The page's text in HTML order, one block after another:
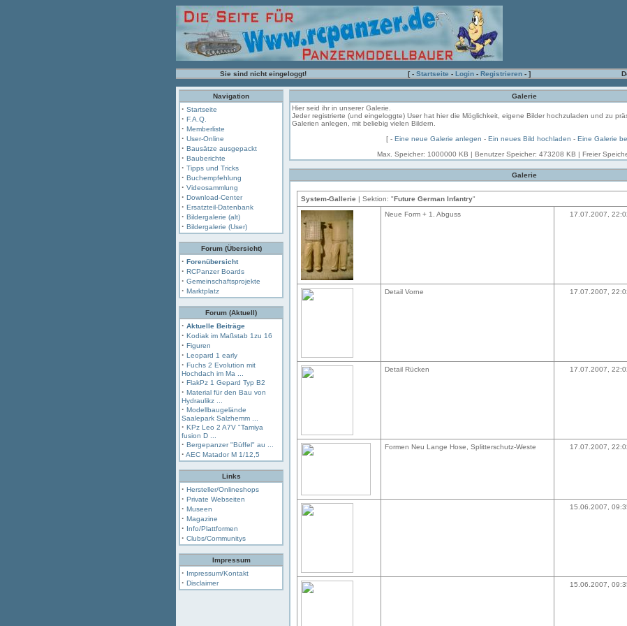
Sie sind nicht eingeloggt! [ - Startseite - Login - Registrieren - ]
Navigation
· Startseite
· F.A.Q.
· Memberliste
· User-Online
· Bausätze ausgepackt
· Bauberichte
· Tipps und Tricks
· Buchempfehlung
· Videosammlung
· Download-Center
· Ersatzteil-Datenbank
· Bildergalerie (alt)
· Bildergalerie (User)
Forum (Übersicht)
· Forenübersicht
· RCPanzer Boards
· Gemeinschaftsprojekte
· Marktplatz
Forum (Aktuell)
· Aktuelle Beiträge
· Kodiak im Maßstab 1zu 16
· Figuren
· Leopard 1 early
· Fuchs 2 Evolution mit
Hochdach im Ma ...
· FlakPz 1 Gepard Typ B2
· Material für den Bau von
Hydraulikz ...
· Modellbaugelände
Saalepark Salzhemm ...
· KPz Leo 2 A7V "Tamiya
fusion D ...
· Bergepanzer "Büffel" au ...
· AEC Matador M 1/12,5
Links
· Hersteller/Onlineshops
· Private Webseiten
· Museen
· Magazine
· Info/Plattformen
· Clubs/Communitys
Impressum
· Impressum/Kontakt
· Disclaimer
Galerie
Hier seid ihr in unserer Galerie.
Jeder registrierte (und eingeloggte) User hat hier die Möglichkeit, eigene Bilder hochzuladen und zu
Galerien anlegen, mit beliebig vielen Bildern.
[ - Eine neue Galerie anlegen - Ein neues Bild hochladen - Eine Galerie
Max. Speicher: 1000000 KB | Benutzer Speicher: 473208 KB | Freier
Galerie
System-Gallerie | Sektion: "Future German Infantry"
Neue Form + 1. Abguss
17.07.2007,
Detail Vorne 17.07.2007,
Detail Rücken 17.07.2007,
Formen Neu Lange Hose, Splitterschutz-Weste 17.07.2007,
15.06.2007,
15.06.2007,